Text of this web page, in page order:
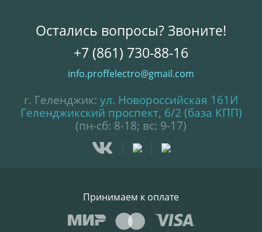
Остались вопросы? Звоните!
+7 (861) 730-88-16
info.proffelectro@gmail.com
г. Геленджик: ул. Новороссийская 161И
Геленджикский проспект, 6/2 (база КПП)
(пн-сб: 8-18; вс: 9-17)
Принимаем к оплате